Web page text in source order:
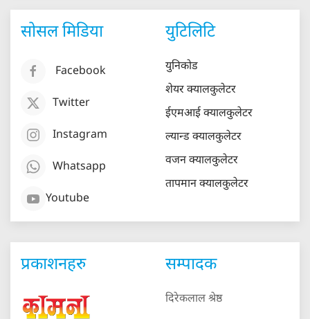
सोसल मिडिया
Facebook
Twitter
Instagram
Whatsapp
Youtube
युटिलिटि
युनिकोड
शेयर क्यालकुलेटर
ईएमआई क्यालकुलेटर
ल्यान्ड क्यालकुलेटर
वजन क्यालकुलेटर
तापमान क्यालकुलेटर
प्रकाशनहरु सम्पादक
दिरेकलाल श्रेष्ठ